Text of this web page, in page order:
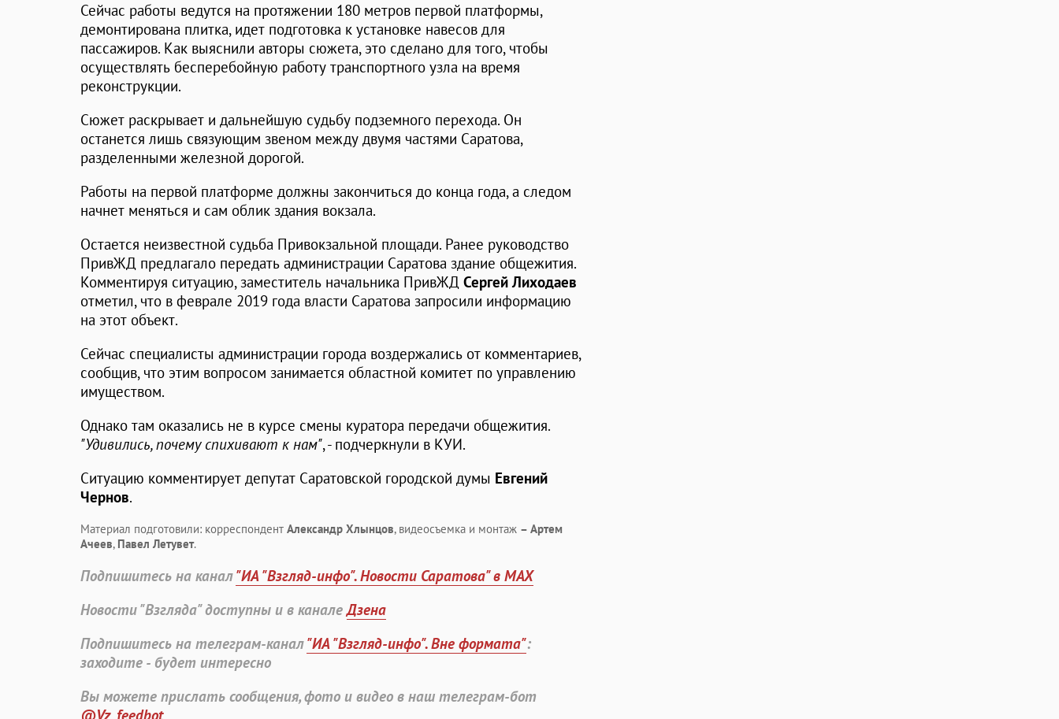
Сейчас работы ведутся на протяжении 180 метров первой платформы,
демонтирована плитка, идет подготовка к установке навесов для
пассажиров. Как выяснили авторы сюжета, это сделано для того, чтобы
осуществлять бесперебойную работу транспортного узла на время
реконструкции.
Сюжет раскрывает и дальнейшую судьбу подземного перехода. Он
останется лишь связующим звеном между двумя частями Саратова,
разделенными железной дорогой.
Работы на первой платформе должны закончиться до конца года, а следом
начнет меняться и сам облик здания вокзала.
Остается неизвестной судьба Привокзальной площади. Ранее руководство
ПривЖД предлагало передать администрации Саратова здание общежития.
Комментируя ситуацию, заместитель начальника ПривЖД Сергей Лиходаев
отметил, что в феврале 2019 года власти Саратова запросили информацию
на этот объект.
Сейчас специалисты администрации города воздержались от комментариев,
сообщив, что этим вопросом занимается областной комитет по управлению
имуществом.
Однако там оказались не в курсе смены куратора передачи общежития.
"Удивились, почему спихивают к нам", - подчеркнули в КУИ.
Ситуацию комментирует депутат Саратовской городской думы Евгений
Чернов.
Материал подготовили: корреспондент Александр Хлынцов, видеосъемка и монтаж – Артем
Ачеев, Павел Летувет.
Подпишитесь на канал"ИА "Взгляд-инфо". Новости Саратова" в MAX
Новости "Взгляда" доступны и в каналеДзена
Подпишитесь на телеграм-канал"ИА "Взгляд-инфо". Вне формата":
заходите - будет интересно
Вы можете прислать сообщения, фото и видео в наш телеграм-бот
@Vz_feedbot